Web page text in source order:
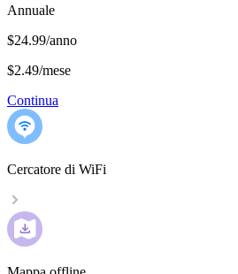
Annuale
$24.99/anno
$2.49/mese
Continua
Cercatore di WiFi